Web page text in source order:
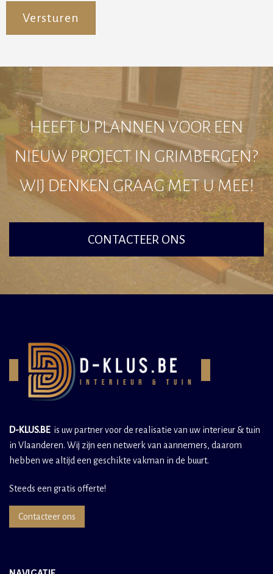
HEEFT U PLANNEN VOOR EEN
NIEUW PROJECT IN GRIMBERGEN?
WIJ DENKEN GRAAG MET U MEE!
CONTACTEER ONS
D-KLUS.BEis uw partner voor de realisatie van uw interieur & tuin
in Vlaanderen. Wij zijn een netwerk van aannemers, daarom
hebben we altijd een geschikte vakman in de buurt.
Steeds een gratis offerte!
Contacteer ons